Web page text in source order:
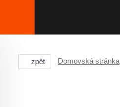
zpět Domovská stránka